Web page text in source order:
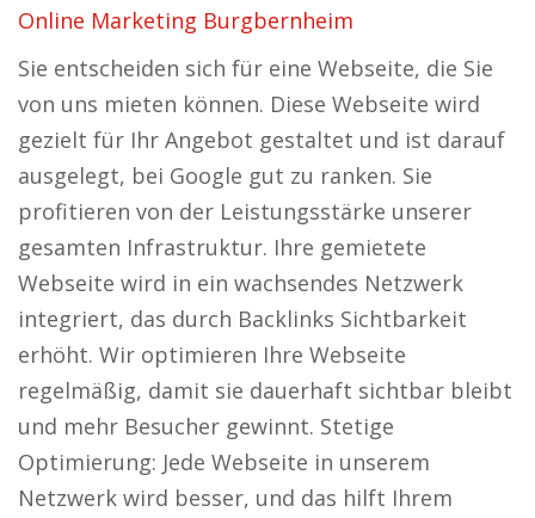
Online Marketing Burgbernheim
Sie entscheiden sich für eine Webseite, die Sie
von uns mieten können. Diese Webseite wird
gezielt für Ihr Angebot gestaltet und ist darauf
ausgelegt, bei Google gut zu ranken. Sie
profitieren von der Leistungsstärke unserer
gesamten Infrastruktur. Ihre gemietete
Webseite wird in ein wachsendes Netzwerk
integriert, das durch Backlinks Sichtbarkeit
erhöht. Wir optimieren Ihre Webseite
regelmäßig, damit sie dauerhaft sichtbar bleibt
und mehr Besucher gewinnt. Stetige
Optimierung: Jede Webseite in unserem
Netzwerk wird besser, und das hilft Ihrem